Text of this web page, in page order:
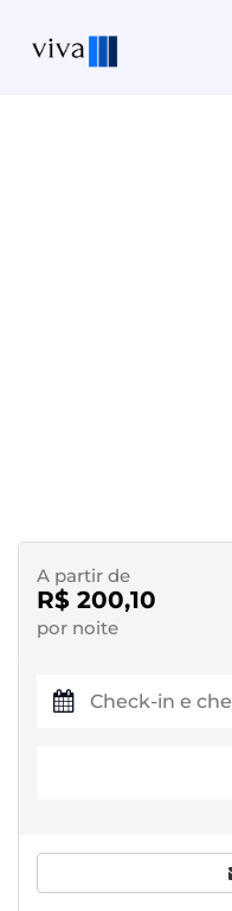
A partir de
R$ 200,10
por noite